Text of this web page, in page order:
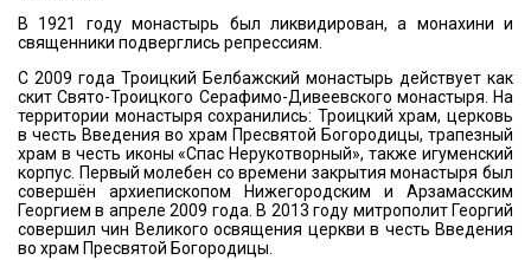
В 1921 году монастырь был ликвидирован, а монахини и
священники подверглись репрессиям.
С 2009 года Троицкий Белбажский монастырь действует как
скит Свято-Троицкого Серафимо-Дивеевского монастыря. На
территории монастыря сохранились: Троицкий храм, церковь
в честь Введения во храм Пресвятой Богородицы, трапезный
храм в честь иконы «Спас Нерукотворный», также игуменский
корпус. Первый молебен со времени закрытия монастыря был
совершён архиепископом Нижегородским и Арзамасским
Георгием в апреле 2009 года. В 2013 году митрополит Георгий
совершил чин Великого освящения церкви в честь Введения
во храм Пресвятой Богородицы.